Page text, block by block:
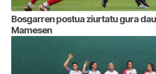
Bosgarren postua ziurtatu gura
Mamesen